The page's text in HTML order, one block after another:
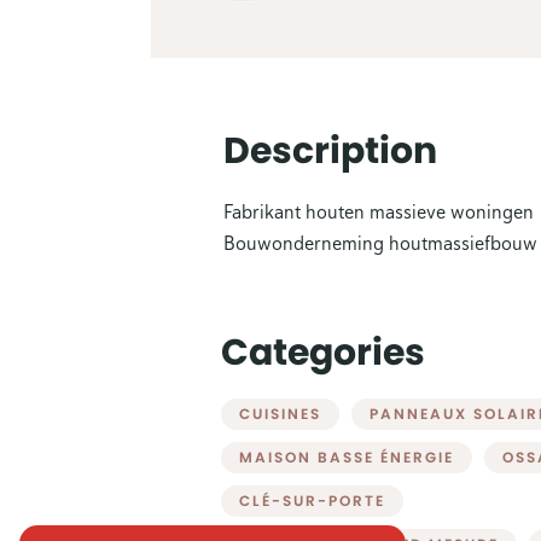
Description
Fabrikant houten massieve woningen
Bouwonderneming houtmassiefbouw
Categories
CUISINES PANNEAUX
MAISON BASSE ÉNERGIE
CLÉ-SUR-PORTE